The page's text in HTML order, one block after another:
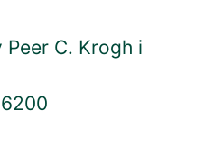
Peer C. Krogh i